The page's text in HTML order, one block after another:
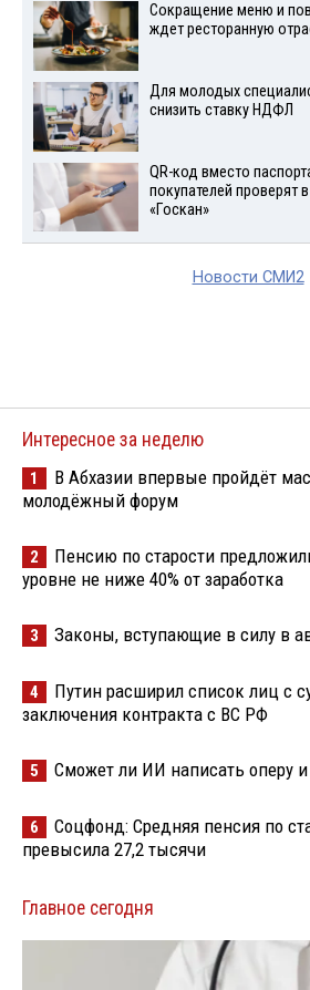
Сокращение меню и
ждет ресторанную
Для молодых
снизить ставку НДФЛ
QR-код вместо
покупателей проверят
«Госкан»
Новости СМИ2
Интересное за неделю
1
В Абхазии впервые пройдёт
молодёжный форум
2
Пенсию по старости
уровне не ниже 40% от заработка
3 Законы, вступающие в силу в
4
Путин расширил список лиц с
заключения контракта с ВС РФ
5 Сможет ли ИИ написать оперу
6
Соцфонд: Средняя пенсия по
превысила 27,2 тысячи
Главное сегодня